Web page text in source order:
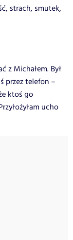
strach, smutek,
z Michałem. Był
przez telefon –
ktoś go
ucho